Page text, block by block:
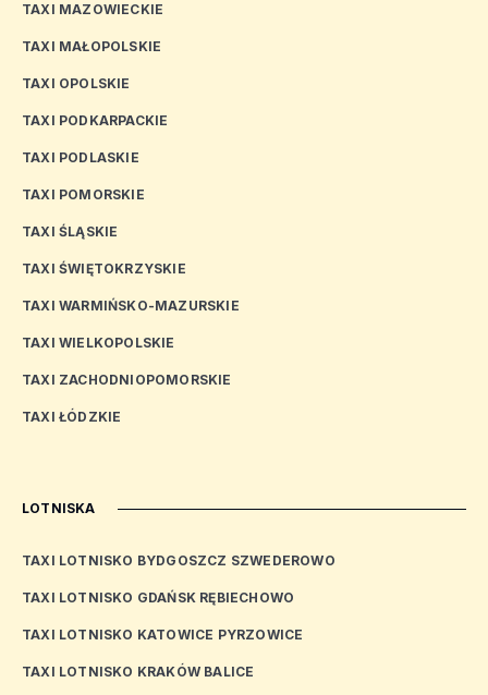
TAXI MAZOWIECKIE
TAXI MAŁOPOLSKIE
TAXI OPOLSKIE
TAXI PODKARPACKIE
TAXI PODLASKIE
TAXI POMORSKIE
TAXI ŚLĄSKIE
TAXI ŚWIĘTOKRZYSKIE
TAXI WARMIŃSKO-MAZURSKIE
TAXI WIELKOPOLSKIE
TAXI ZACHODNIOPOMORSKIE
TAXI ŁÓDZKIE
LOTNISKA
TAXI LOTNISKO BYDGOSZCZ SZWEDEROWO
TAXI LOTNISKO GDAŃSK RĘBIECHOWO
TAXI LOTNISKO KATOWICE PYRZOWICE
TAXI LOTNISKO KRAKÓW BALICE